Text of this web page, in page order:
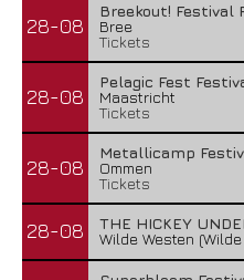
28-08
Breekout! Festival
Bree
Tickets
28-08
Pelagic Fest
Maastricht
Tickets
28-08
Metallicamp
Ommen
Tickets
28-08
THE HICKEY
Wilde Westen